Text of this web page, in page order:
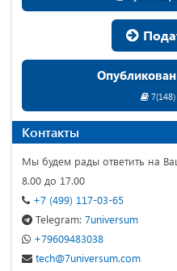
7(148)
Контакты
Мы будем рады ответить на
8.00 до 17.00
+7 (499) 117-03-65
Telegram: 7universum
+79609483038
tech@7universum.com